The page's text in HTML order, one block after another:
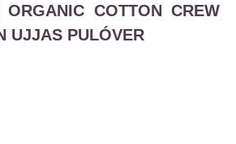
ORGANIC COTTON CREW
UJJAS PULÓVER